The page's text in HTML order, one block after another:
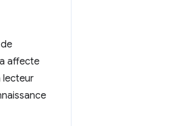
affecte
lecteur